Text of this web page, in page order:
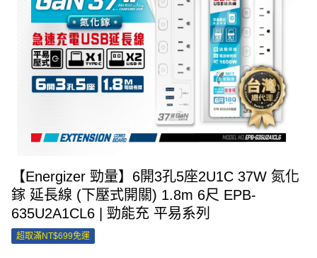
【Energizer 勁量】6開3孔5座2U1C 37W 氮化
鎵 延長線 (下壓式開關) 1.8m 6尺 EPB-
635U2A1CL6 | 勁能充 平易系列
超取滿NT$699免運